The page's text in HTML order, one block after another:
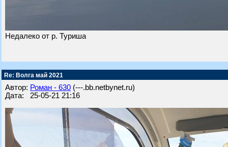
Недалеко от р. Туриша
Re: Волга май 2021
Автор: Роман - 630 (---.bb.netbynet.ru)
Дата: 25-05-21 21:16